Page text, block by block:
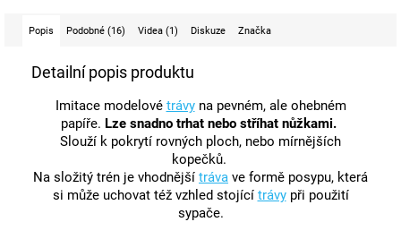
Popis Podobné (16) Videa (1) Diskuze Značka
Detailní popis produktu
Imitace modelové trávy na pevném, ale ohebném
papíře. Lze snadno trhat nebo stříhat nůžkami.
Slouží k pokrytí rovných ploch, nebo mírnějších
kopečků.
Na složitý trén je vhodnější tráva ve formě posypu, která
si může uchovat též vzhled stojící trávy při použití
sypače.